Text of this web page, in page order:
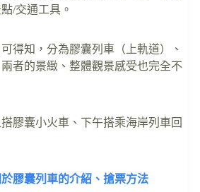
/交通工具。
得知，分為膠囊列車（上軌道）、
者的景緻、整體觀景感受也完全不
膠囊小火車、下午搭乘海岸列車回
膠囊列車的介紹、搶票方法